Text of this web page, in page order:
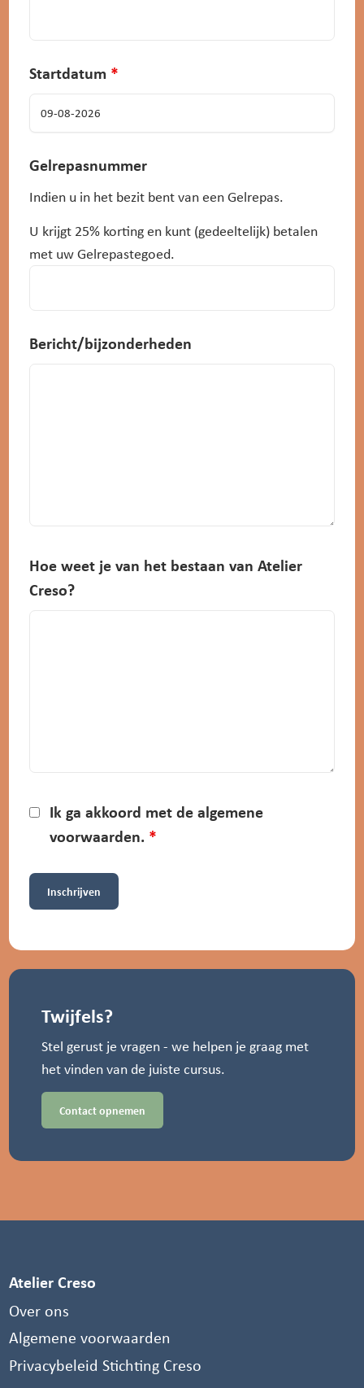
Startdatum *
Gelrepasnummer
Indien u in het bezit bent van een Gelrepas.
U krijgt 25% korting en kunt (gedeeltelijk) betalen
met uw Gelrepastegoed.
Bericht/bijzonderheden
Hoe weet je van het bestaan van Atelier
Creso?
Ik ga akkoord met de algemene
voorwaarden. *
Twijfels?
Stel gerust je vragen - we helpen je graag met
het vinden van de juiste cursus.
Contact opnemen
Atelier Creso
Over ons
Algemene voorwaarden
Privacybeleid Stichting Creso